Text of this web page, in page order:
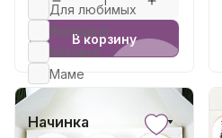
В корзину
Для любимых
Женщине
Коллеге
Маме
Начинка